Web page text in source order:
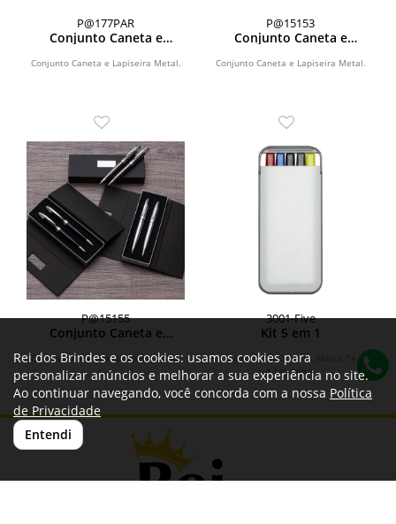
P@177PAR
Conjunto Caneta e
Conjunto Caneta e Lapiseira Metal.
P@15153
Conjunto Caneta e
Conjunto Caneta e Lapiseira Metal.
P@15155
Conjunto Caneta e
Conjunto Caneta e Lapiseira Metal.
3001-Five
Kit 5 em 1
Kit 5 em 1 com Canetas, Marca Texto
e Lapiseira.
Rei dos Brindes e os cookies: usamos cookies para
personalizar anúncios e melhorar a sua experiência no site.
Ao continuar navegando, você concorda com a nossa Política
de Privacidade
Entendi